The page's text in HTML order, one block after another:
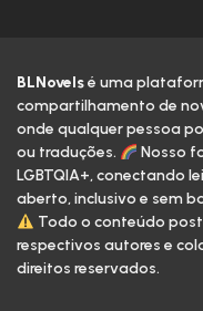
BLNovelsé uma
compartilhamento de
onde qualquer pessoa
ou traduções.
Nosso
LGBTQIA+, conectando
aberto, inclusivo e sem
Todo o conteúdo
respectivos autores e
direitos reservados.